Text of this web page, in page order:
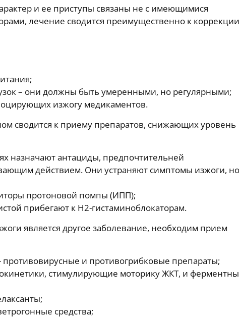
и ее приступы связаны не с имеющимися
лечение сводится преимущественно к коррекции
– они должны быть умеренными, но регулярными;
изжогу медикаментов.
сводится к приему препаратов, снижающих уровень
назначают антациды, предпочтительней
действием. Они устраняют симптомы изжоги, но
протоновой помпы (ИПП);
прибегают к Н2-гистаминоблокаторам.
является другое заболевание, необходим прием
и противогрибковые препараты;
стимулирующие моторику ЖКТ, и
средства;